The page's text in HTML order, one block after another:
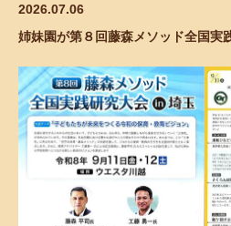
2026.07.06
姉妹園が第８回藤森メソッド全国実